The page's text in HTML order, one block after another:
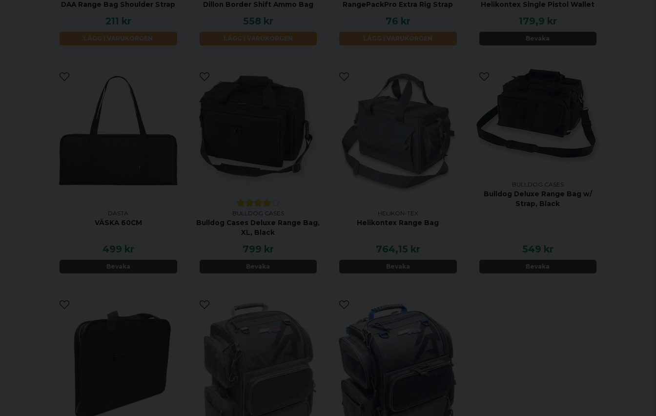
DAA Range Bag Shoulder Strap
211 kr
LÄGG I VARUKORGEN
Dillon Border Shift Ammo Bag
558 kr
LÄGG I VARUKORGEN
RangePackPro Extra Rig Strap
76 kr
LÄGG I VARUKORGEN
Helikontex Single Pistol Wallet
179,9 kr
Bevaka
DASTA
VÄSKA 60CM
499 kr
Bevaka
BULLDOG CASES
Bulldog Cases Deluxe Range Bag,
XL, Black
799 kr
Bevaka
HELIKON-TEX
Helikontex Range Bag
764,15 kr
Bevaka
BULLDOG CASES
Bulldog Deluxe Range Bag w/
Strap, Black
549 kr
Bevaka